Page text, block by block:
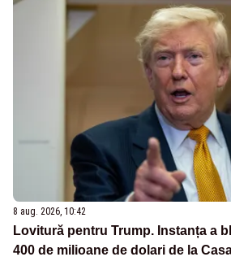
8 aug. 2026, 10:42
Lovitură pentru Trump. Instanța a
400 de milioane de dolari de la